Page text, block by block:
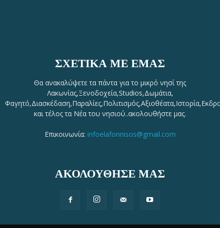
ΣΧΕΤΙΚΆ ΜΕ ΕΜΆΣ
Θα ανακαλύψετε τα πάντα για το μικρό νησί της
Λακωνίας,Ξενοδοχεία,Studios,Δωμάτια,
και τέλος τα Νέα του νησιού..ακολουθήστε μας.
Επικοινωνία: infoelafonnisos@gmail.com
ΑΚΟΛΟΥΘΗΣΕ ΜΑΣ